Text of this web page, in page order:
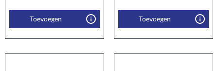
Toevoegen Toevoegen